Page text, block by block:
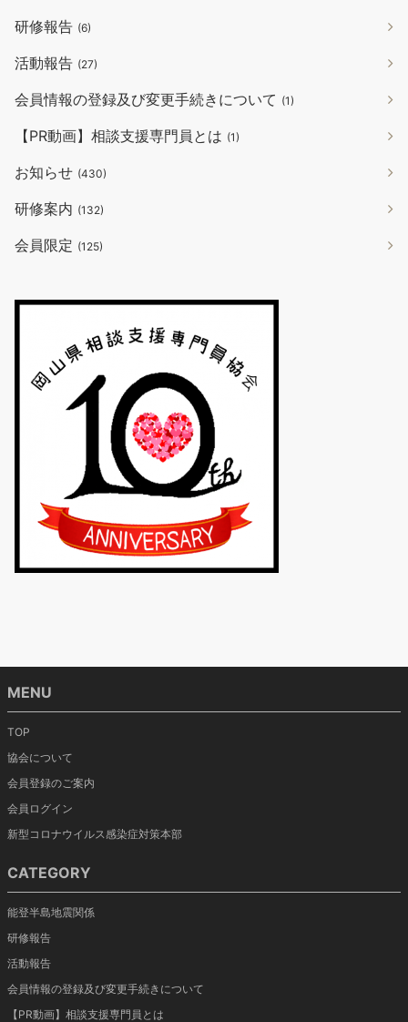
研修報告 (6)
活動報告 (27)
会員情報の登録及び変更手続きについて (1)
【PR動画】相談支援専門員とは (1)
お知らせ (430)
研修案内 (132)
会員限定 (125)
MENU
TOP
協会について
会員登録のご案内
会員ログイン
新型コロナウイルス感染症対策本部
CATEGORY
能登半島地震関係
研修報告
活動報告
会員情報の登録及び変更手続きについて
【PR動画】相談支援専門員とは